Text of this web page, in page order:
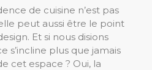
de cuisine n’est pas
peut aussi être le point
Et si nous disions
s’incline plus que jamais
cet espace ? Oui, la